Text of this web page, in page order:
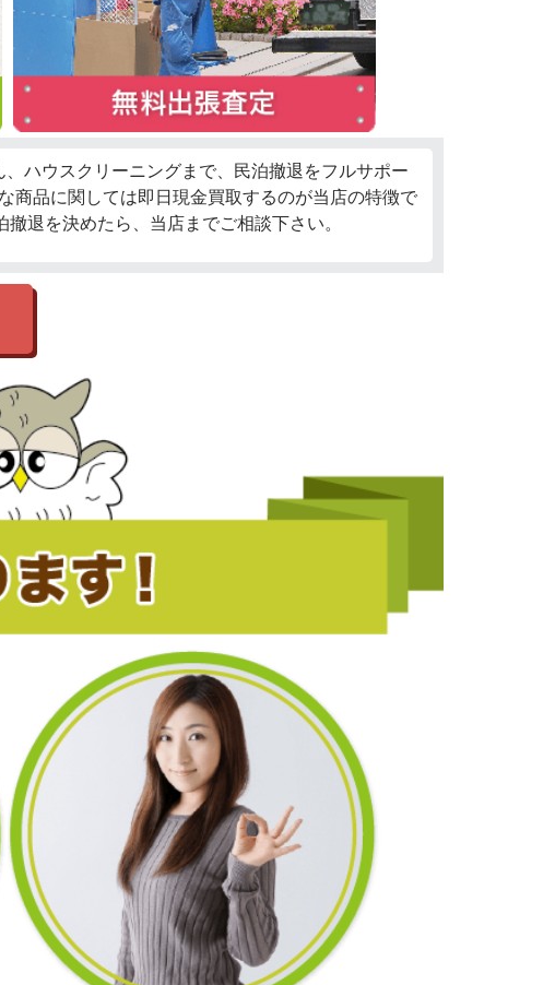
ハウスクリーニングまで、民泊撤退をフルサポー
商品に関しては即日現金買取するのが当店の特徴で
退を決めたら、当店までご相談下さい。